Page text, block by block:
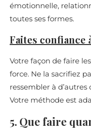
émotionnelle,
toutes ses formes.
Faites confiance
Votre façon de faire
force. Ne la sacrifiez
ressembler à
Votre méthode est
5. Que faire